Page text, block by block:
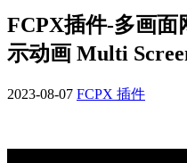
FCPX插件-多画面
示动画 Multi
2023-08-07 FCPX 插件